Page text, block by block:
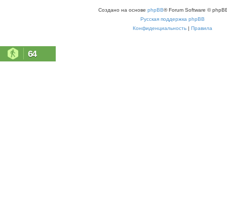
Создано на основе phpBB® Forum Software ©
Русская поддержка phpBB
Конфиденциальность | Правила
64